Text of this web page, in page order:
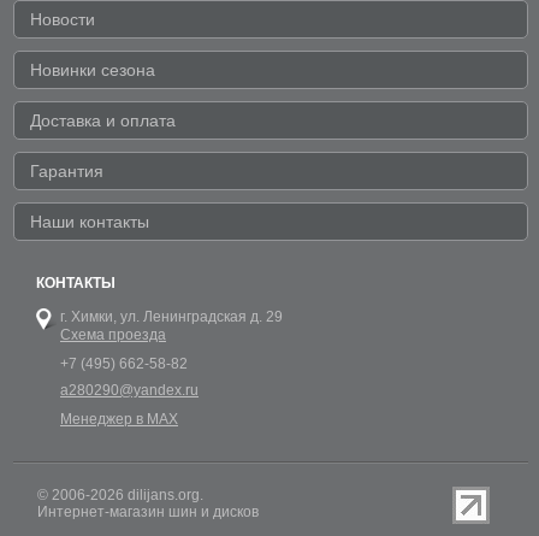
Новости
Новинки сезона
Доставка и оплата
Гарантия
Наши контакты
КОНТАКТЫ
г. Химки, ул. Ленинградская д. 29
Схема проезда
+7 (495) 662-58-82
a280290@yandex.ru
Менеджер в MAX
© 2006-2026 dilijans.org.
Интернет-магазин шин и дисков